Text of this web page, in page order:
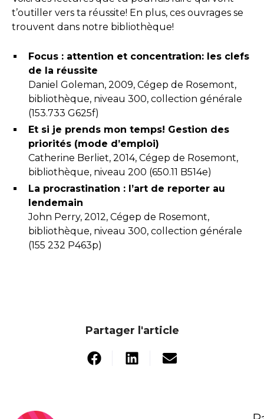
t’outiller vers ta réussite! En plus, ces ouvrages se
trouvent dans notre bibliothèque!
Focus : attention et concentration: les clefs
de la réussite
Daniel Goleman, 2009, Cégep de Rosemont,
bibliothèque, niveau 300, collection générale
(153.733 G625f)
Et si je prends mon temps! Gestion des
priorités (mode d’emploi)
Catherine Berliet, 2014, Cégep de Rosemont,
bibliothèque, niveau 200 (650.11 B514e)
La procrastination : l’art de reporter au
lendemain
John Perry, 2012, Cégep de Rosemont,
bibliothèque, niveau 300, collection générale
(155 232 P463p)
Partager l'article